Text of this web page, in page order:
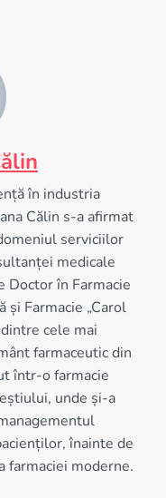
în industria
Călin s-a afirmat
serviciilor
medicale
în Farmacie
Farmacie „Carol
cele mai
farmaceutic din
într-o farmacie
unde și-a
înainte de
farmaciei moderne.